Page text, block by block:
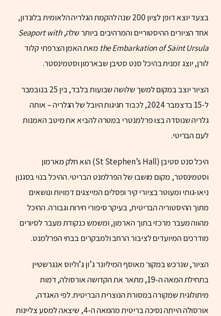
בצעד יוצא דופן לציון 200 שנה להקמת הגלריה הלאומית בלונדון,
אחד הציורים ההיסטוריים והמרהיבים ביותר שלה,Seaport with
the Embarkation of Saint Ursula מאת האמן הצרפתי קלוד
לורן, יוצג זמנית בהיכל סנט סטיבן שבארמון וסטמינסטר.
הציור יוצב במקום למשך שלושה שבועות בלבד, בין 25 בנובמבר
ל-15 בדצמבר 2024, לכבוד חגיגות היובל של הגלריה – אותה
גלריה שנוסדה בצו פרלמנטרי במטרה להביא את מיטב האמנות
לעם הבריטי.
היכל סנט סטיבן (St Stephen’s Hall) הוא חלק מארמון
וסטמינסטר, מקום מושבו של הפרלמנט הבריטי. ההיכל בנוי בסגנון
ניאו-גותי ומעוטר בציורי קיר ופסלים המייצגים דמויות ונושאים
מתוך ההיסטוריה הבריטית, בעיקר סיפורי חירות וגבורה. ההיכל
מהווה מעבר מרכזי בתוך הארמון, ומשמש כנקודת מעבר לסיורים
מודרכים המיועדים לציבור הרחב ולמבקרים בבתי הפרלמנט.
הציור, שנרכש במקור מאוסף המיליונר ג’ון ג’וליוס אנגרשטיין
בתחילת המאה ה-19, מתאר את הקדושה אורסולה, דמות
מיתולוגית שמקורה במסורת הנוצרית הבריטית. לפי האגדה,
אורסולה הייתה נסיכה בריטית מהמאה ה-4, שיצאה למסע צליינות